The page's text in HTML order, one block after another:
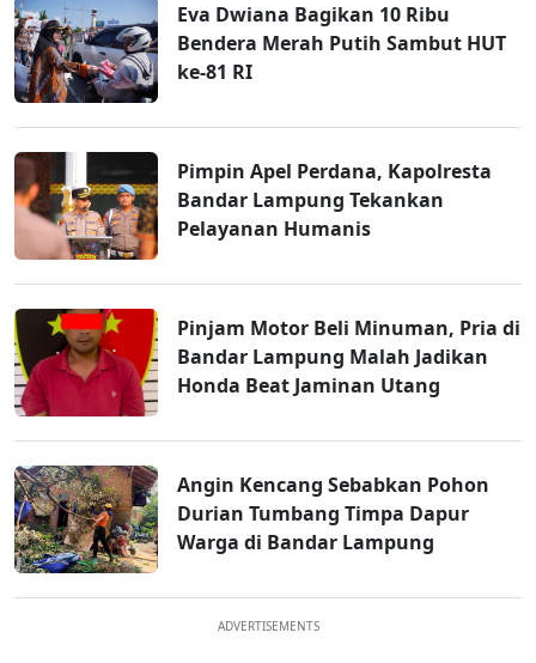
Eva Dwiana Bagikan 10 Ribu
Bendera Merah Putih Sambut HUT
ke-81 RI
Pimpin Apel Perdana, Kapolresta
Bandar Lampung Tekankan
Pelayanan Humanis
Pinjam Motor Beli Minuman, Pria di
Bandar Lampung Malah Jadikan
Honda Beat Jaminan Utang
Angin Kencang Sebabkan Pohon
Durian Tumbang Timpa Dapur
Warga di Bandar Lampung
ADVERTISEMENTS